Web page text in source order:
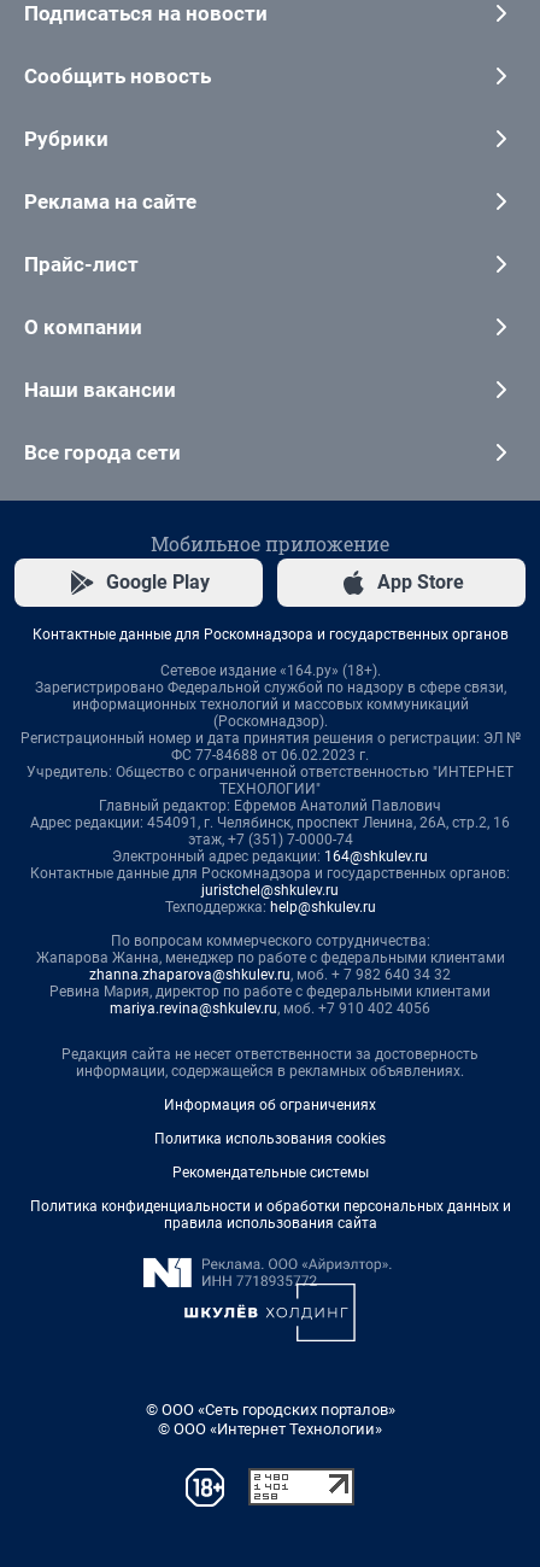
Подписаться на новости
Сообщить новость
Рубрики
Реклама на сайте
Прайс-лист
О компании
Наши вакансии
Все города сети
Мобильное приложение
Google Play App Store
Контактные данные для Роскомнадзора и государственных органов
Сетевое издание «164.ру» (18+).
Зарегистрировано Федеральной службой по надзору в сфере связи,
информационных технологий и массовых коммуникаций
(Роскомнадзор).
Регистрационный номер и дата принятия решения о регистрации: ЭЛ №
ФС 77-84688 от 06.02.2023 г.
Учредитель: Общество с ограниченной ответственностью "ИНТЕРНЕТ
ТЕХНОЛОГИИ"
Главный редактор: Ефремов Анатолий Павлович
Адрес редакции: 454091, г. Челябинск, проспект Ленина, 26А, стр.2, 16
этаж, +7 (351) 7-0000-74
Электронный адрес редакции: 164@shkulev.ru
Контактные данные для Роскомнадзора и государственных органов:
juristchel@shkulev.ru
Техподдержка: help@shkulev.ru
По вопросам коммерческого сотрудничества:
Жапарова Жанна, менеджер по работе с федеральными клиентами
zhanna.zhaparova@shkulev.ru, моб. + 7 982 640 34 32
Ревина Мария, директор по работе с федеральными клиентами
mariya.revina@shkulev.ru, моб. +7 910 402 4056
Редакция сайта не несет ответственности за достоверность
информации, содержащейся в рекламных объявлениях.
Информация об ограничениях
Политика использования cookies
Рекомендательные системы
Политика конфиденциальности и обработки персональных данных и
правила использования сайта
© ООО «Сеть городских порталов»
© ООО «Интернет Технологии»